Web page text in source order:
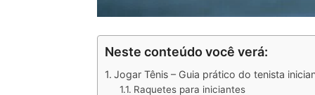
Neste conteúdo você verá:
Jogar Tênis – Guia prático do tenista
Raquetes para iniciantes